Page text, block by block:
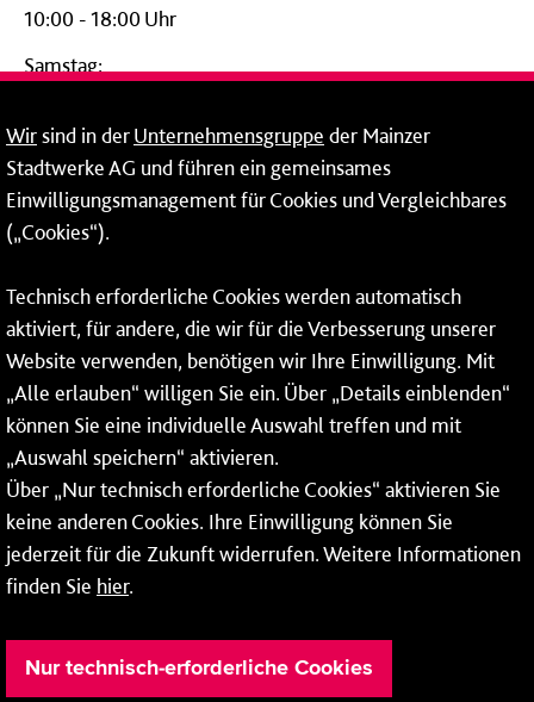
10:00 - 18:00 Uhr
Samstag:
24-Stunden-Telefon*
06131 – 12 77 77
Fax: 06131 – 12 66 66
* Montags bis freitags bis 7 und ab 18 Uhr sowie an
Wochenenden und Feiertagen ganztags werden Ihre
Anrufe je nach Themenauswahl an ein Callcenter des
RMV oder von nextbike weitergeleitet. Dort erhalten Sie
ausschließlich Auskünfte zum Fahrplan bzw. zu
meinRad.
Wirsind in derUnternehmensgruppe der Mainzer
Stadtwerke AG und führen ein gemeinsames
Einwilligungsmanagement für Cookies und Vergleichbares
(„Cookies“).
Technisch erforderliche Cookies werden automatisch
aktiviert, für andere, die wir für die Verbesserung unserer
Website verwenden, benötigen wir Ihre Einwilligung. Mit
„Alle erlauben“ willigen Sie ein. Über „Details einblenden“
können Sie eine individuelle Auswahl treffen und mit
„Auswahl speichern“ aktivieren.
Über „Nur technisch erforderliche Cookies“ aktivieren Sie
keine anderen Cookies. Ihre Einwilligung können Sie
jederzeit für die Zukunft widerrufen. Weitere Informationen
finden Sie hier.
Nur technisch-erforderliche Cookies